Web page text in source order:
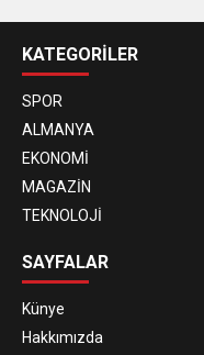
siteleri
KATEGORİLER
SPOR
ALMANYA
EKONOMİ
MAGAZİN
TEKNOLOJİ
SAYFALAR
Künye
Hakkımızda